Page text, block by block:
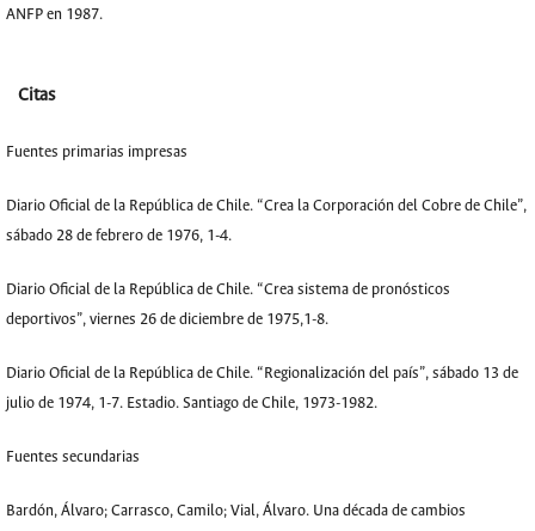
ANFP en 1987.
Citas
Fuentes primarias impresas
Diario Oficial de la República de Chile. “Crea la Corporación del Cobre de Chile”,
sábado 28 de febrero de 1976, 1-4.
Diario Oficial de la República de Chile. “Crea sistema de pronósticos
deportivos”, viernes 26 de diciembre de 1975,1-8.
Diario Oficial de la República de Chile. “Regionalización del país”, sábado 13 de
julio de 1974, 1-7. Estadio. Santiago de Chile, 1973-1982.
Fuentes secundarias
Bardón, Álvaro; Carrasco, Camilo; Vial, Álvaro. Una década de cambios